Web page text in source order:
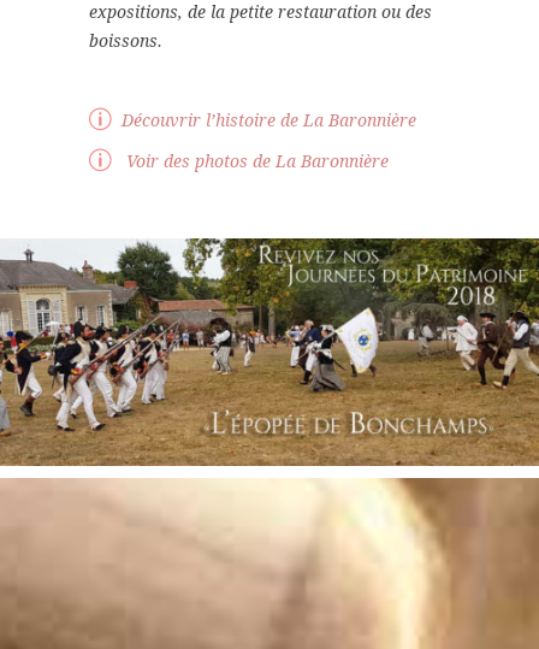
expositions, de la petite restauration ou des
boissons.
Découvrir l’histoire de La Baronnière
Voir des photos de La Baronnière